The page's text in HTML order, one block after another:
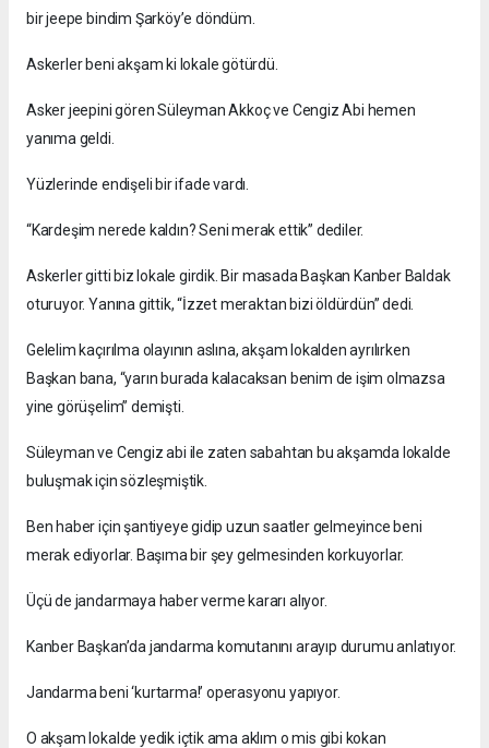
bir jeepe bindim Şarköy’e döndüm.
Askerler beni akşam ki lokale götürdü.
Asker jeepini gören Süleyman Akkoç ve Cengiz Abi hemen
yanıma geldi.
Yüzlerinde endişeli bir ifade vardı.
“Kardeşim nerede kaldın? Seni merak ettik” dediler.
Askerler gitti biz lokale girdik. Bir masada Başkan Kanber Baldak
oturuyor. Yanına gittik, “İzzet meraktan bizi öldürdün” dedi.
Gelelim kaçırılma olayının aslına, akşam lokalden ayrılırken
Başkan bana, “yarın burada kalacaksan benim de işim olmazsa
yine görüşelim” demişti.
Süleyman ve Cengiz abi ile zaten sabahtan bu akşamda lokalde
buluşmak için sözleşmiştik.
Ben haber için şantiyeye gidip uzun saatler gelmeyince beni
merak ediyorlar. Başıma bir şey gelmesinden korkuyorlar.
Üçü de jandarmaya haber verme kararı alıyor.
Kanber Başkan’da jandarma komutanını arayıp durumu anlatıyor.
Jandarma beni ‘kurtarma!’ operasyonu yapıyor.
O akşam lokalde yedik içtik ama aklım o mis gibi kokan